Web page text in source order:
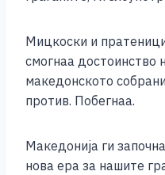
Мицкоски и
смогнаа достоинство
македонското
против. Побегнаа.
Македонија ги
нова ера за нашите